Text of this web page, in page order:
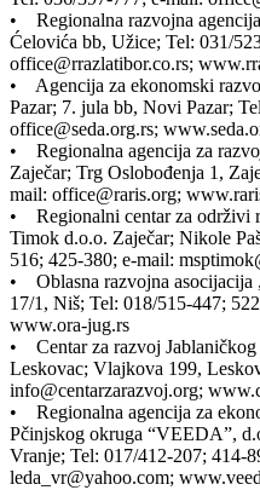
• Regionalna razvojna
Ćelovića bb, Užice; Tel: 031/
office@rrazlatibor.co.rs;
• Agencija za ekonomski
Pazar; 7. jula bb, Novi Pazar;
office@seda.org.rs;
• Regionalna agencija za
Zaječar; Trg Oslobođenja 1,
mail: office@raris.org;
• Regionalni centar za održivi
Timok d.o.o. Zaječar; Nikole
516; 425-380; e-mail:
• Oblasna razvojna asocijacija
17/1, Niš; Tel: 018/515-447;
www.ora-jug.rs
• Centar za razvoj
Leskovac; Vlajkova 199,
info@centarzarazvoj.org;
• Regionalna agencija za
Pčinjskog okruga “VEEDA”,
Vranje; Tel: 017/412-207; 414-
leda_vr@yahoo.com;